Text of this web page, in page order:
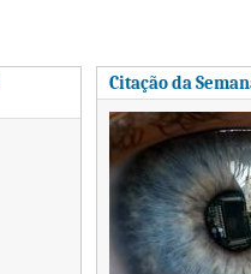
Citação da